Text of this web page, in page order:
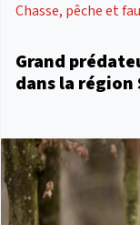
Chasse, pêche et
Grand
dans la